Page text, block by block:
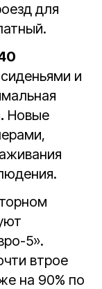
для
и
Новые
5».
втрое
на 90% по